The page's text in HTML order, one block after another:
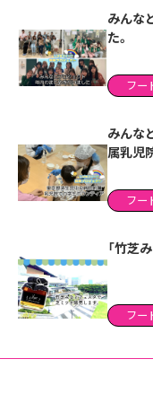
みんな
た。
フー
みんな
属乳児
フー
「竹芝
フー